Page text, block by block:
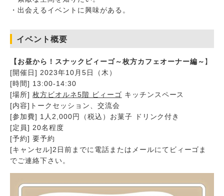
・出会えるイベントに興味がある。
イベント概要
【お昼から！スナックビィーゴ～枚方カフェオーナー編～ 】
[開催日] 2023年10月5日（木）
[時間] 13:00-14:30
[場所] 枚方ビオルネ5階 ビィーゴ キッチンスペース
[内容]トークセッション、交流会
[参加費] 1人2,000円（税込）お菓子 ドリンク付き
[定員] 20名程度
[予約] 要予約
[キャンセル]2日前までに電話またはメールにてビィーゴま
でご連絡下さい。